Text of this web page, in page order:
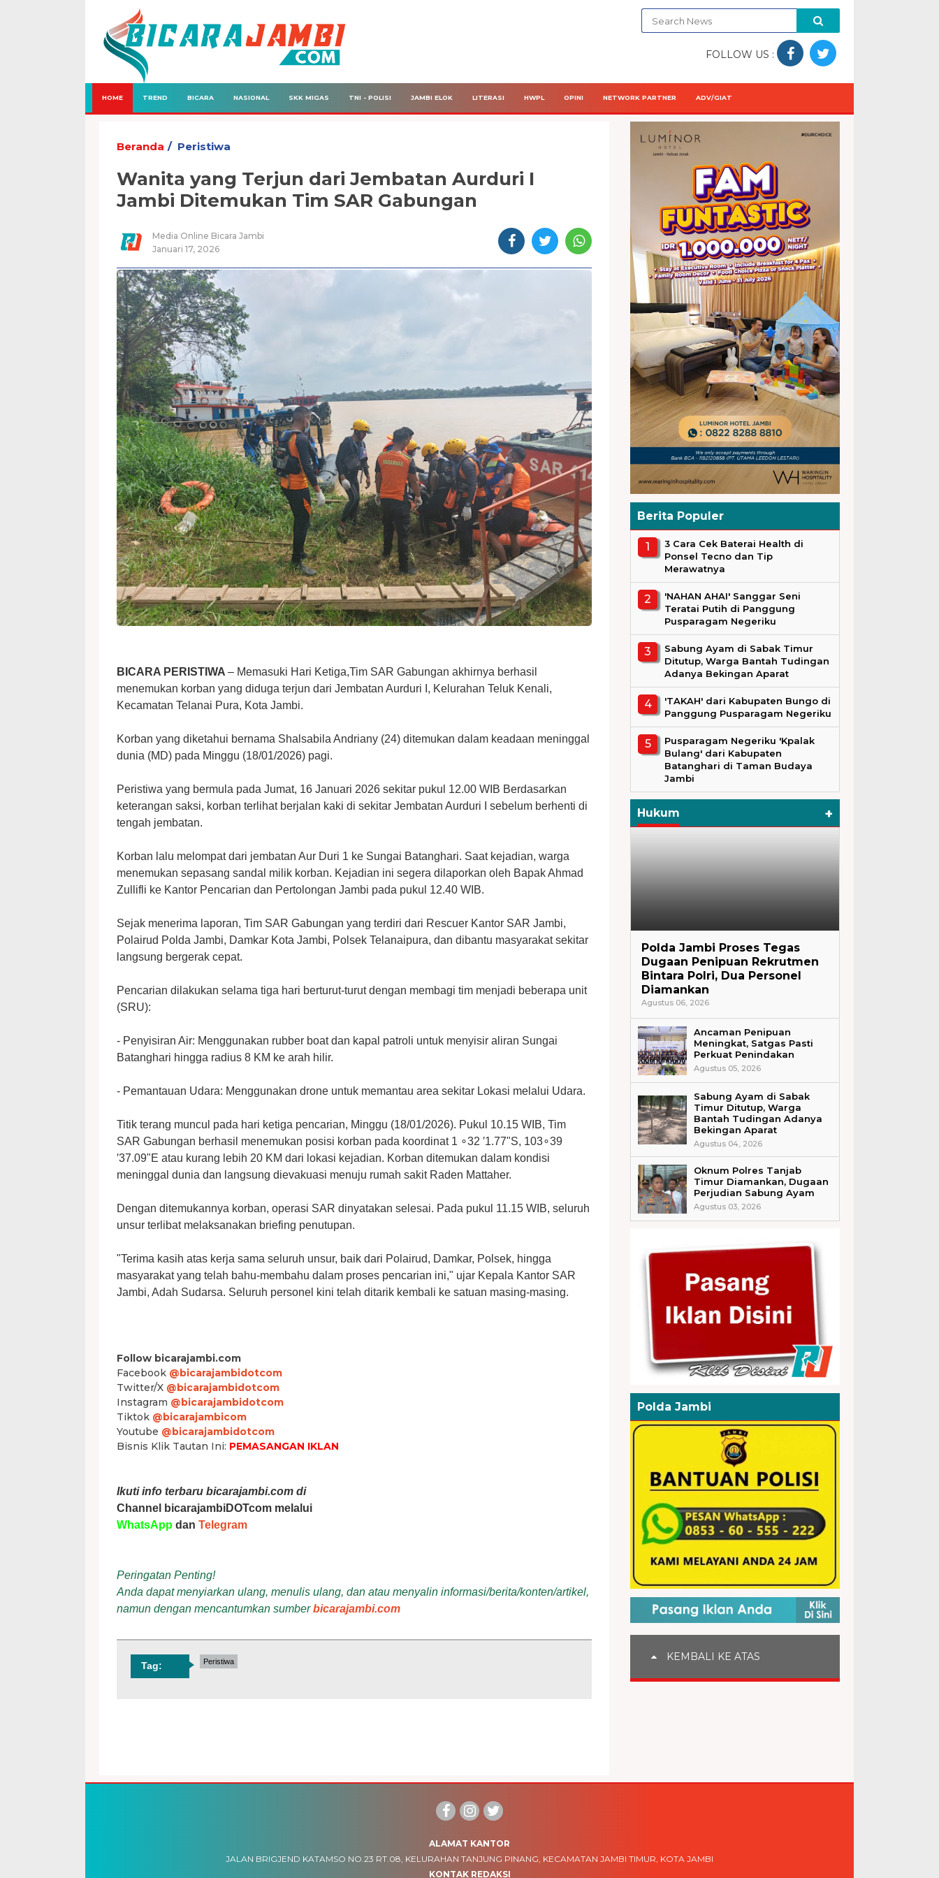
FOLLOW US :
HOME TREND BICARA NASIONAL SKK MIGAS TNI - POLISI JAMBI ELOK LITERASI HWPL OPINI NETWORK PARTNER ADV/GIAT
Beranda Peristiwa
Wanita yang Terjun dari Jembatan Aurduri I
Jambi Ditemukan Tim SAR Gabungan
Media Online Bicara Jambi
Januari 17, 2026
BICARA PERISTIWA – Memasuki Hari Ketiga,Tim SAR Gabungan akhirnya berhasil
menemukan korban yang diduga terjun dari Jembatan Aurduri I, Kelurahan Teluk Kenali,
Kecamatan Telanai Pura, Kota Jambi.
Korban yang diketahui bernama Shalsabila Andriany (24) ditemukan dalam keadaan meninggal
dunia (MD) pada Minggu (18/01/2026) pagi.
Peristiwa yang bermula pada Jumat, 16 Januari 2026 sekitar pukul 12.00 WIB Berdasarkan
keterangan saksi, korban terlihat berjalan kaki di sekitar Jembatan Aurduri I sebelum berhenti di
tengah jembatan.
Korban lalu melompat dari jembatan Aur Duri 1 ke Sungai Batanghari. Saat kejadian, warga
menemukan sepasang sandal milik korban. Kejadian ini segera dilaporkan oleh Bapak Ahmad
Zullifli ke Kantor Pencarian dan Pertolongan Jambi pada pukul 12.40 WIB.
Sejak menerima laporan, Tim SAR Gabungan yang terdiri dari Rescuer Kantor SAR Jambi,
Polairud Polda Jambi, Damkar Kota Jambi, Polsek Telanaipura, dan dibantu masyarakat sekitar
langsung bergerak cepat.
Pencarian dilakukan selama tiga hari berturut-turut dengan membagi tim menjadi beberapa unit
(SRU):
- Penyisiran Air: Menggunakan rubber boat dan kapal patroli untuk menyisir aliran Sungai
Batanghari hingga radius 8 KM ke arah hilir.
- Pemantauan Udara: Menggunakan drone untuk memantau area sekitar Lokasi melalui Udara.
Titik terang muncul pada hari ketiga pencarian, Minggu (18/01/2026). Pukul 10.15 WIB, Tim
SAR Gabungan berhasil menemukan posisi korban pada koordinat 1 ∘32 ′1.77"S, 103∘39
′37.09"E atau kurang lebih 20 KM dari lokasi kejadian. Korban ditemukan dalam kondisi
meninggal dunia dan langsung dievakuasi menuju rumah sakit Raden Mattaher.
Dengan ditemukannya korban, operasi SAR dinyatakan selesai. Pada pukul 11.15 WIB, seluruh
unsur terlibat melaksanakan briefing penutupan.
"Terima kasih atas kerja sama seluruh unsur, baik dari Polairud, Damkar, Polsek, hingga
masyarakat yang telah bahu-membahu dalam proses pencarian ini," ujar Kepala Kantor SAR
Jambi, Adah Sudarsa. Seluruh personel kini telah ditarik kembali ke satuan masing-masing.
Follow bicarajambi.com
Facebook @bicarajambidotcom
Twitter/X @bicarajambidotcom
Instagram @bicarajambidotcom
Tiktok @bicarajambicom
Youtube @bicarajambidotcom
Bisnis Klik Tautan Ini: PEMASANGAN IKLAN
Ikuti info terbaru bicarajambi.com di
Channel bicarajambiDOTcom melalui
WhatsApp dan Telegram
Peringatan Penting!
Anda dapat menyiarkan ulang, menulis ulang, dan atau menyalin informasi/berita/konten/artikel,
namun dengan mencantumkan sumberbicarajambi.com
Tag: Peristiwa
Berita Populer
3 Cara Cek Baterai Health di
Ponsel Tecno dan Tip
Merawatnya
'NAHAN AHAI' Sanggar Seni
Teratai Putih di Panggung
Pusparagam Negeriku
Sabung Ayam di Sabak Timur
Ditutup, Warga Bantah Tudingan
Adanya Bekingan Aparat
'TAKAH' dari Kabupaten Bungo di
Panggung Pusparagam Negeriku
Pusparagam Negeriku 'Kpalak
Bulang' dari Kabupaten
Batanghari di Taman Budaya
Jambi
Hukum +
Polda Jambi Proses Tegas
Dugaan Penipuan Rekrutmen
Bintara Polri, Dua Personel
Diamankan
Agustus 06, 2026
Ancaman Penipuan
Meningkat, Satgas Pasti
Perkuat Penindakan
Agustus 05, 2026
Sabung Ayam di Sabak
Timur Ditutup, Warga
Bantah Tudingan Adanya
Bekingan Aparat
Agustus 04, 2026
Oknum Polres Tanjab
Timur Diamankan, Dugaan
Perjudian Sabung Ayam
Agustus 03, 2026
Polda Jambi
KEMBALI KE ATAS
ALAMAT KANTOR
JALAN BRIGJEND KATAMSO NO.23 RT.08, KELURAHAN TANJUNG PINANG, KECAMATAN JAMBI TIMUR, KOTA JAMBI
KONTAK REDAKSI